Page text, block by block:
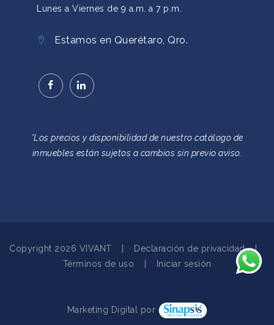
Lunes a Viernes de 9 a.m. a 7 p.m.
Estamos en Querétaro, Qro.
*Los precios y disponibilidad de nuestro catálogo de
inmuebles están sujetos a cambios sin previo aviso.
Copyright 2026 VIVANT Declaración de privacidad
|
Términos de uso
Iniciar sesión
Marketing Digital por